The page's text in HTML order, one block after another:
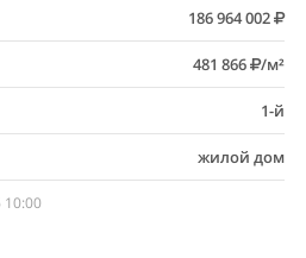
186 964 002
481 866 /м²
1-й
жилой дом